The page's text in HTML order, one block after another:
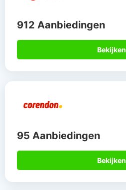
912 Aanbiedingen
Bekijken
95 Aanbiedingen
Bekijken